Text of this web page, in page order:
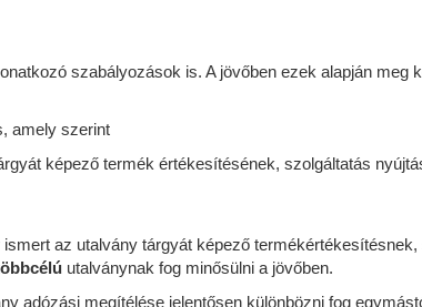
szabályozások is. A jövőben ezek alapján meg
amely szerint
képező termék értékesítésének, szolgáltatás
az utalvány tárgyát képező
utalványnak fog minősülni a jövőben.
adózási megítélése jelentősen különbözni fog